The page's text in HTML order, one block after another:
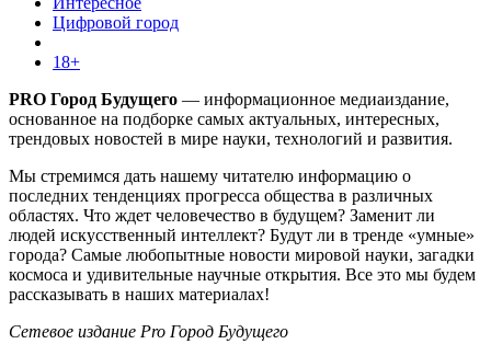
Цифровой город
18+
PRO Город Будущего — информационное медиаиздание,
основанное на подборке самых актуальных, интересных,
трендовых новостей в мире науки, технологий и развития.
Мы стремимся дать нашему читателю информацию о
последних тенденциях прогресса общества в различных
областях. Что ждет человечество в будущем? Заменит ли
людей искусственный интеллект? Будут ли в тренде «умные»
города? Самые любопытные новости мировой науки, загадки
космоса и удивительные научные открытия. Все это мы будем
рассказывать в наших материалах!
Сетевое издание Pro Город Будущего